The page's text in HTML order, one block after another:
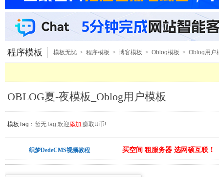
程序模板 模板无忧 > 程序模板 > 博客模板 > Oblog模板 > Oblog用户
板 >
OBLOG夏-夜模板_Oblog用户模板
模板Tag： 暂无Tag,欢迎添加,赚取U币!
织梦DedeCMS视频教程 买空间 租服务器 选网硕互联！